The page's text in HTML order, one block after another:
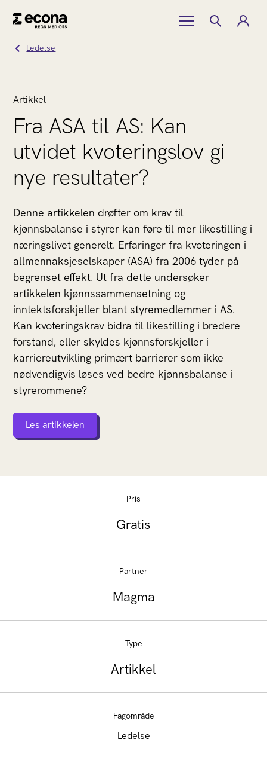
Ledelse
Artikkel
Fra ASA til AS: Kan
utvidet kvoteringslov gi
nye resultater?
Denne artikkelen drøfter om krav til
kjønnsbalanse i styrer kan føre til mer likestilling i
næringslivet generelt. Erfaringer fra kvoteringen i
allmennaksjeselskaper (ASA) fra 2006 tyder på
begrenset effekt. Ut fra dette undersøker
artikkelen kjønnssammensetning og
inntektsforskjeller blant styremedlemmer i AS.
Kan kvoteringskrav bidra til likestilling i bredere
forstand, eller skyldes kjønnsforskjeller i
karriereutvikling primært barrierer som ikke
nødvendigvis løses ved bedre kjønnsbalanse i
styrerommene?
Les artikkelen
Pris
Gratis
Partner
Magma
Type
Artikkel
Fagområde
Ledelse